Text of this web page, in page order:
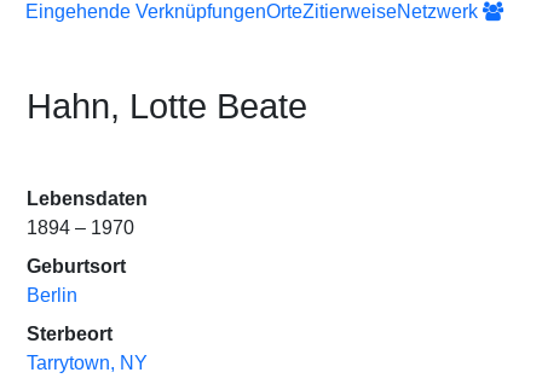
Eingehende VerknüpfungenOrteZitierweiseNetzwerk
Hahn, Lotte Beate
Lebensdaten
1894 – 1970
Geburtsort
Berlin
Sterbeort
Tarrytown, NY